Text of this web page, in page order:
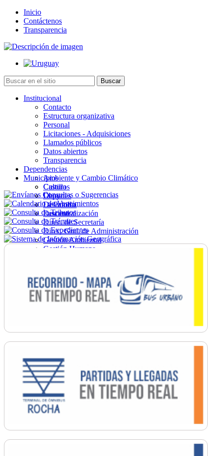
Inicio
Contáctenos
Transparencia
Institucional
Contacto
Estructura organizativa
Personal
Licitaciones - Adquisiciones
Llamados públicos
Datos abiertos
Transparencia
Dependencias
Ambiente y Cambio Climático
Cultura
Deportes
Desarrollo
Descentralización
Direc. de Secretaría
Direc. Gral. de Administración
Gestión Ambiental
Gestión Humana
Ordenamiento
Promoción Social
Salud
Secretaría General
Municipios
Castillos
Chuy
La Paloma
Lascano